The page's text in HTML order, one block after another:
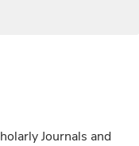
Journals and